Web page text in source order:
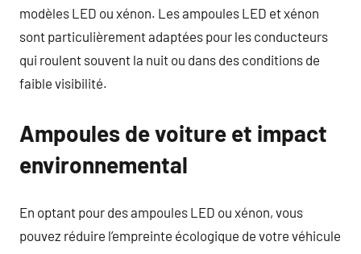
modèles LED ou xénon. Les ampoules LED et xénon
sont particulièrement adaptées pour les conducteurs
qui roulent souvent la nuit ou dans des conditions de
faible visibilité.
Ampoules de voiture et impact
environnemental
En optant pour des ampoules LED ou xénon, vous
pouvez réduire l’empreinte écologique de votre véhicule